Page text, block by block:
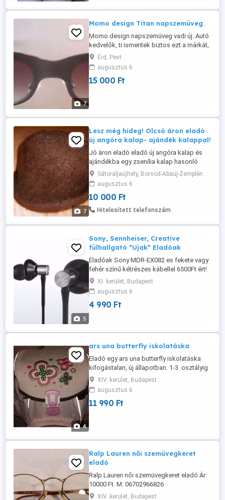
7
Momo design Titan napszemüveg.
Momo design napszemüveg vadi új. Autó
kedvelők, ti ismeritek biztos ezt a márkát,
mint kormányt, felnit gyártó cég a
csúcskategóriából. Szemüvegből se kell
szégyenkezniük. Keret Titániumból, szár
műanyag, 100 %UV Védelem (UV400)
Érd, Pest
augusztus 6
15 000 Ft
7
Lesz még hideg! Olcsó áron eladó
új angóra kalap- ajándék kalappal!
Jó áron eladó eladó új angóra kalap és
ajándékba egy zsenília kalap hasonló
méretekkel, mint a barna. Füst és
szőrmentes lakásban vár az új gazdájára
mindkettő. Miért? Mert a régi tulaj sapkára
váltott. Ajándékba kapott, új és
használatlan csokoládébarna angora
Sátoraljaújhely, Borsod-Abaúj-Zemplén
augusztus 6
10 000 Ft
Hitelesített telefonszám
5
Sony, Sennheiser, Creative
fülhallgató *Ujak* Eladóak
Eladóak Sony MDR-EX082 es fekete vagy
fehér színű kétrészes kábellel 6500Ft ért!
Mindegyik fülhallgató teljesen uj, illetve
fülbedugos fajtájúak! Szinte bármilyen
fülhallgató beszerezését vállalom!
Budapesten személyesen átvehető vagy
XI. kerület, Budapest
augusztus 6
4 990 Ft
4
ars una butterfly iskolatáska
Eladó egy ars una butterfly iskolatáska
kifogástalan, új állapotban. 1-3. osztályig
Gerincbarát hátkiképzés, párnázott
csípőrész Több ponton állítható, puha
vállpántok Rendkívül könnyű Mindössze 1
kg! Mérete: 360x380x290 mm Tartós, erős
XIV. kerület, Budapest
augusztus 6
11 990 Ft
Ralp Lauren női szemüvegkeret
eladó
Ralp Lauren női szemüvegkeret eladó Ár:
10000 Ft. M: 06702966826
XIV. kerület, Budapest